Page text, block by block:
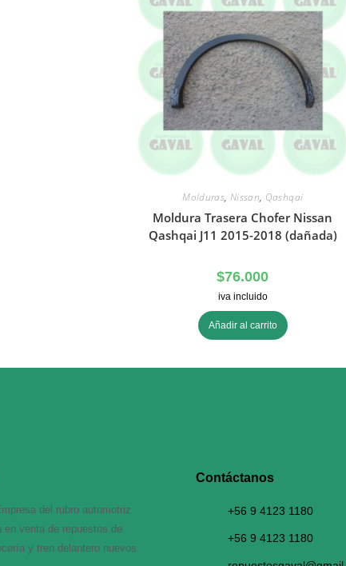
Molduras, Nissan, Qashqai
Moldura Trasera Chofer Nissan
Qashqai J11 2015-2018 (dañada)
$76.000
iva incluido
Añadir al carrito
del rubro automotriz
en venta de repuestos de
y tren delantero nuevos
Contáctanos​
+56 9 4123 1180
+56 9 4123 1180